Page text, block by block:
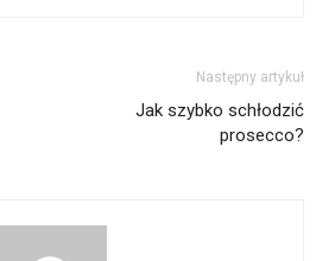
Następny artykuł
Jak szybko schłodzić
prosecco?